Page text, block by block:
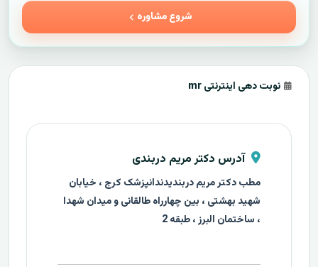
شروع مشاوره
نوبت دهی اینترنتی mr
آدرس دکتر مریم دربندی
مطب دکتر مریم دربندیدندانپزشک کرج ، خیابان
شهید بهشتی ، بین چهارراه طالقانی و میدان شهدا
، ساختمان البرز ، طبقه 2